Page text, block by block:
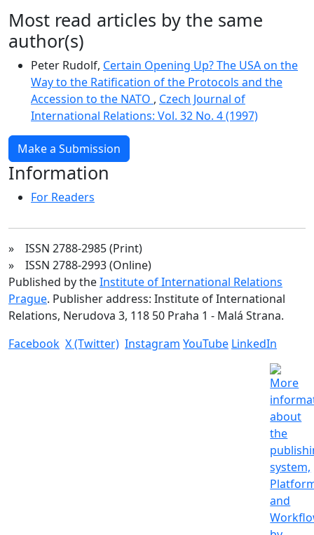
Most read articles by the same
author(s)
Peter Rudolf, Certain Opening Up? The USA on the
Way to the Ratification of the Protocols and the
Accession to the NATO , Czech Journal of
International Relations: Vol. 32 No. 4 (1997)
Make a Submission
Information
For Readers
» ISSN 2788-2985 (Print)
» ISSN 2788-2993 (Online)
Published by theInstitute of International Relations
Prague. Publisher address: Institute of International
Relations, Nerudova 3, 118 50 Praha 1 - Malá Strana.
Facebook X (Twitter) Instagram YouTube LinkedIn